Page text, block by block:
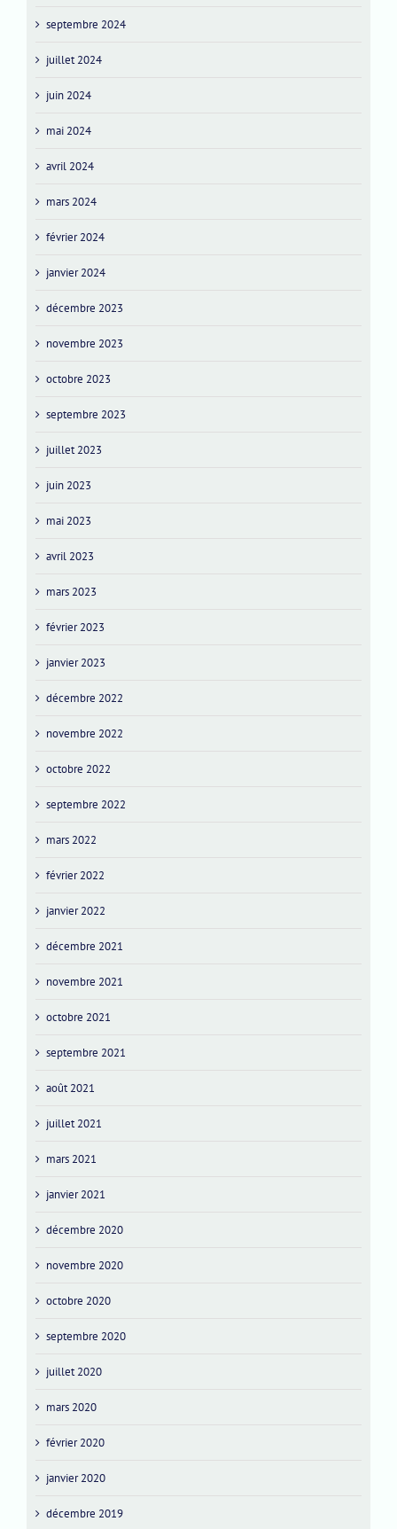
septembre 2024
juillet 2024
juin 2024
mai 2024
avril 2024
mars 2024
février 2024
janvier 2024
décembre 2023
novembre 2023
octobre 2023
septembre 2023
juillet 2023
juin 2023
mai 2023
avril 2023
mars 2023
février 2023
janvier 2023
décembre 2022
novembre 2022
octobre 2022
septembre 2022
mars 2022
février 2022
janvier 2022
décembre 2021
novembre 2021
octobre 2021
septembre 2021
août 2021
juillet 2021
mars 2021
janvier 2021
décembre 2020
novembre 2020
octobre 2020
septembre 2020
juillet 2020
mars 2020
février 2020
janvier 2020
décembre 2019